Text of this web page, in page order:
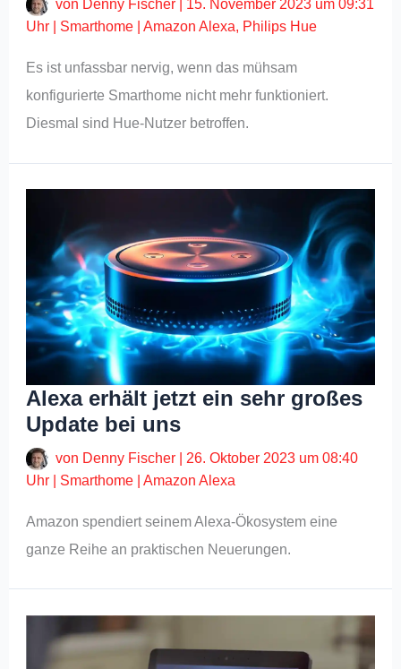
von Denny Fischer
15. November 2023 um 09:31
Uhr
Smarthome |Amazon Alexa, Philips Hue
Es ist unfassbar nervig, wenn das mühsam
konfigurierte Smarthome nicht mehr funktioniert.
Diesmal sind Hue-Nutzer betroffen.
Alexa erhält jetzt ein sehr großes
Update bei uns
von Denny Fischer
26. Oktober 2023 um 08:40
Uhr
Smarthome |Amazon Alexa
Amazon spendiert seinem Alexa-Ökosystem eine
ganze Reihe an praktischen Neuerungen.